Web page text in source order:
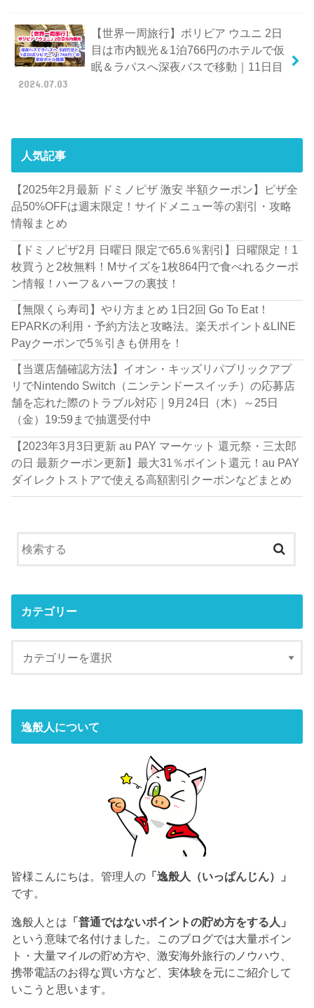
【世界一周旅行】ボリビア ウユニ 2日
目は市内観光＆1泊766円のホテルで仮
眠＆ラパスへ深夜バスで移動｜11日目
2024.07.03
人気記事
【2025年2月最新 ドミノピザ 激安 半額クーポン】ピザ全
品50%OFFは週末限定！サイドメニュー等の割引・攻略
情報まとめ
【ドミノピザ2月 日曜日 限定で65.6％割引】日曜限定！1
枚買うと2枚無料！Mサイズを1枚864円で食べれるクーポ
ン情報！ハーフ＆ハーフの裏技！
【無限くら寿司】やり方まとめ 1日2回 Go To Eat！
EPARKの利用・予約方法と攻略法。楽天ポイント&LINE
Payクーポンで5％引きも併用を！
【当選店舗確認方法】イオン・キッズリパブリックアプ
リでNintendo Switch（ニンテンドースイッチ）の応募店
舗を忘れた際のトラブル対応｜9月24日（木）～25日
（金）19:59まで抽選受付中
【2023年3月3日更新 au PAY マーケット 還元祭・三太郎
の日 最新クーポン更新】最大31％ポイント還元！au PAY
ダイレクトストアで使える高額割引クーポンなどまとめ
カテゴリー
逸般人について
皆様こんにちは。管理人の 「逸般人（いっぱんじん）」
です。
逸般人とは 「普通ではないポイントの貯め方をする人」
という意味で名付けました。このブログでは大量ポイン
ト・大量マイルの貯め方や、激安海外旅行のノウハウ、
携帯電話のお得な買い方など、実体験を元にご紹介して
いこうと思います。